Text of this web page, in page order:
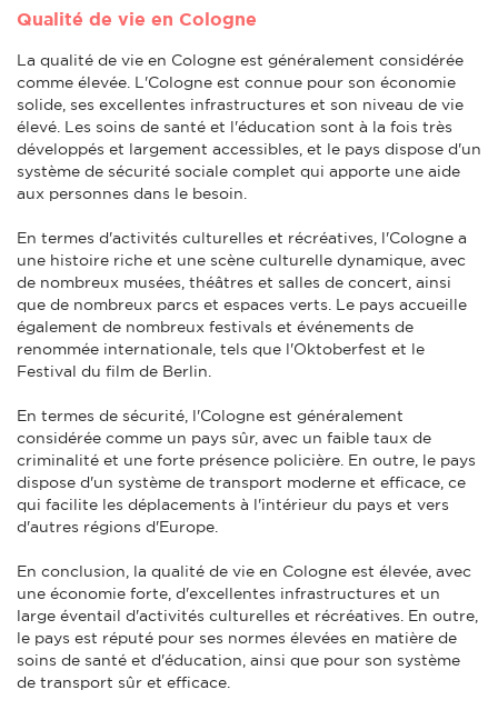
Qualité de vie en Cologne
La qualité de vie en Cologne est généralement considérée
comme élevée. L'Cologne est connue pour son économie
solide, ses excellentes infrastructures et son niveau de vie
élevé. Les soins de santé et l'éducation sont à la fois très
développés et largement accessibles, et le pays dispose d'un
système de sécurité sociale complet qui apporte une aide
aux personnes dans le besoin.
En termes d'activités culturelles et récréatives, l'Cologne a
une histoire riche et une scène culturelle dynamique, avec
de nombreux musées, théâtres et salles de concert, ainsi
que de nombreux parcs et espaces verts. Le pays accueille
également de nombreux festivals et événements de
renommée internationale, tels que l'Oktoberfest et le
Festival du film de Berlin.
En termes de sécurité, l'Cologne est généralement
considérée comme un pays sûr, avec un faible taux de
criminalité et une forte présence policière. En outre, le pays
dispose d'un système de transport moderne et efficace, ce
qui facilite les déplacements à l'intérieur du pays et vers
d'autres régions d'Europe.
En conclusion, la qualité de vie en Cologne est élevée, avec
une économie forte, d'excellentes infrastructures et un
large éventail d'activités culturelles et récréatives. En outre,
le pays est réputé pour ses normes élevées en matière de
soins de santé et d'éducation, ainsi que pour son système
de transport sûr et efficace.